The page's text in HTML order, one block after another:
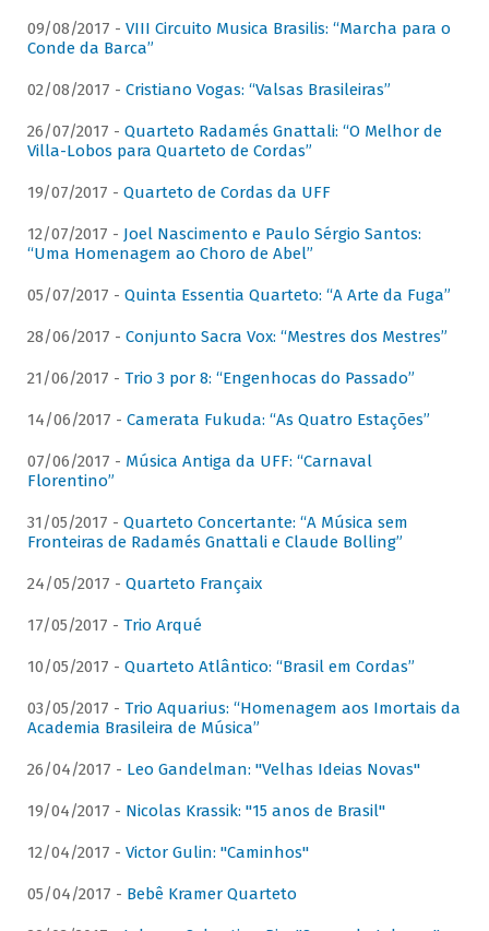
09/08/2017 - VIII Circuito Musica Brasilis: “Marcha para o
Conde da Barca”
02/08/2017 - Cristiano Vogas: “Valsas Brasileiras”
26/07/2017 - Quarteto Radamés Gnattali: “O Melhor de
Villa-Lobos para Quarteto de Cordas”
19/07/2017 - Quarteto de Cordas da UFF
12/07/2017 - Joel Nascimento e Paulo Sérgio Santos:
“Uma Homenagem ao Choro de Abel”
05/07/2017 - Quinta Essentia Quarteto: “A Arte da Fuga”
28/06/2017 - Conjunto Sacra Vox: “Mestres dos Mestres”
21/06/2017 - Trio 3 por 8: “Engenhocas do Passado”
14/06/2017 - Camerata Fukuda: “As Quatro Estações”
07/06/2017 - Música Antiga da UFF: “Carnaval
Florentino”
31/05/2017 - Quarteto Concertante: “A Música sem
Fronteiras de Radamés Gnattali e Claude Bolling”
24/05/2017 - Quarteto Françaix
17/05/2017 - Trio Arqué
10/05/2017 - Quarteto Atlântico: “Brasil em Cordas”
03/05/2017 - Trio Aquarius: “Homenagem aos Imortais da
Academia Brasileira de Música”
26/04/2017 - Leo Gandelman: "Velhas Ideias Novas"
19/04/2017 - Nicolas Krassik: "15 anos de Brasil"
12/04/2017 - Victor Gulin: "Caminhos"
05/04/2017 - Bebê Kramer Quarteto